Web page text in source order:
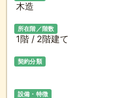
木造
所在階／階数
1階 / 2階建て
契約分類
設備・特徴